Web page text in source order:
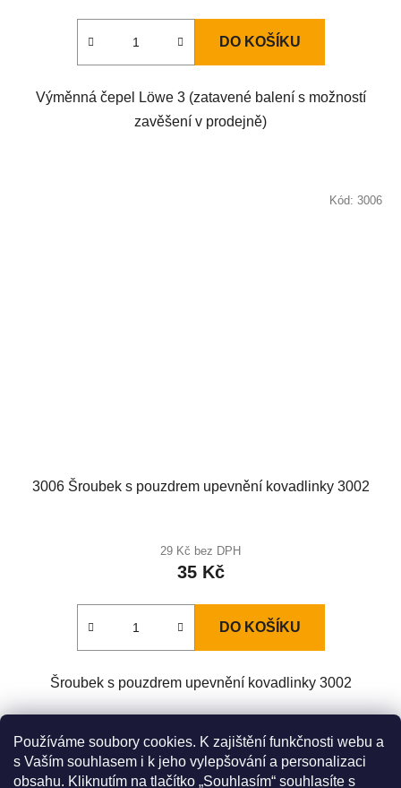
Používáme soubory cookies. K zajištění funkčnosti webu a
s Vaším souhlasem i k jeho vylepšování a personalizaci
obsahu. Kliknutím na tlačítko „Souhlasím“ souhlasíte s
DO KOŠÍKU
Výměnná čepel Löwe 3 (zatavené balení s možností
zavěšení v prodejně)
3006 Šroubek s pouzdrem upevnění kovadlinky 3002
29 Kč bez DPH
35 Kč
DO KOŠÍKU
Šroubek s pouzdrem upevnění kovadlinky 3002
Kód: 3006
Zboží.cz Heureka.cz
Original LÖWE Germany